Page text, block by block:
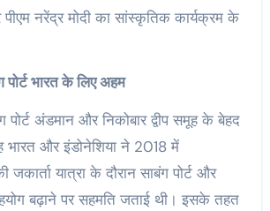
पीएम नरेंद्र मोदी का सांस्कृतिक कार्यक्रम के
पोर्ट भारत के लिए अहम
पोर्ट अंडमान और निकोबार द्वीप समूह के बेहद
भारत और इंडोनेशिया ने 2018 में
जकार्ता यात्रा के दौरान साबंग पोर्ट और
बढ़ाने पर सहमति जताई थी। इसके तहत